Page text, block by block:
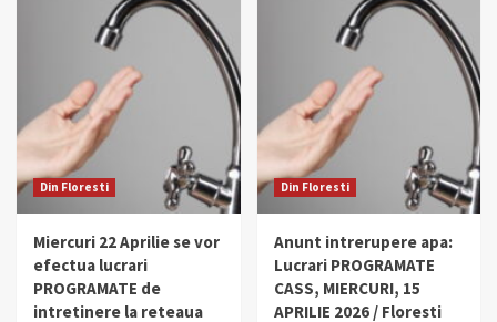
Din Floresti
Miercuri 22 Aprilie se vor
efectua lucrari
PROGRAMATE de
intretinere la reteaua
Din Floresti
Anunt intrerupere apa:
Lucrari PROGRAMATE
CASS, MIERCURI, 15
APRILIE 2026 / Floresti